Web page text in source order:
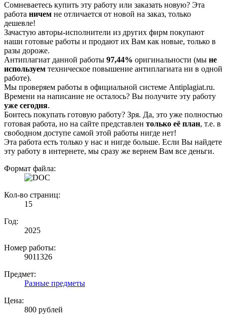
Сомневаетесь купить эту работу или заказать новую? Эта
работа ничем не отличается от новой на заказ, только
дешевле!
Зачастую авторы-исполнители из других фирм покупают
наши готовые работы и продают их Вам как новые, только в
разы дороже.
Антиплагиат данной работы 97,44% оригинальности (мы не
используем техническое повышение антиплагиата ни в одной
работе).
Мы проверяем работы в официальной системе Аntiplagiat.ru.
Времени на написание не осталось? Вы получите эту работу
уже сегодня.
Боитесь покупать готовую работу? Зря. Да, это уже полностью
готовая работа, но на сайте представлен только её план, т.е. в
свободном доступе самой этой работы нигде нет!
Эта работа есть только у нас и нигде больше. Если Вы найдете
эту работу в интернете, мы сразу же вернем Вам все деньги.
Формат файла:
Кол-во страниц:
15
Год:
2025
Номер работы:
9011326
Предмет:
Разные предметы
Цена:
800 рублей